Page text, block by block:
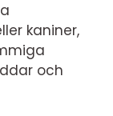
kaniner,
och